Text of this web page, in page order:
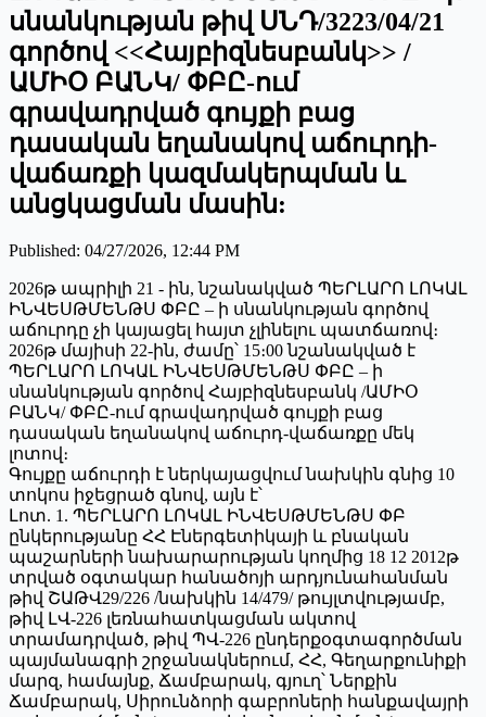
սնանկության թիվ ՍՆԴ/3223/04/21
գործով <<Հայբիզնեսբանկ>> /
ԱՄԻՕ ԲԱՆԿ/ ՓԲԸ-ում
գրավադրված գույքի բաց
դասական եղանակով աճուրդի-
վաճառքի կազմակերպման և
անցկացման մասին:
Published: 04/27/2026, 12:44 PM
2026թ ապրիլի 21 - ին, նշանակված ՊԵՐԼԱՐՈ ԼՈԿԱԼ
ԻՆՎԵՍԹՄԵՆԹՍ ՓԲԸ – ի սնանկության գործով
աճուրդը չի կայացել հայտ չլինելու պատճառով։
2026թ մայիսի 22-ին, ժամը՝ 15։00 նշանակված է
ՊԵՐԼԱՐՈ ԼՈԿԱԼ ԻՆՎԵՍԹՄԵՆԹՍ ՓԲԸ – ի
սնանկության գործով Հայբիզնեսբանկ /ԱՄԻՕ
ԲԱՆԿ/ ՓԲԸ-ում գրավադրված գույքի բաց
դասական եղանակով աճուրդ-վաճառքը մեկ
լոտով։
Գույքը աճուրդի է ներկայացվում նախկին գնից 10
տոկոս իջեցրած գնով, այն է՝
Լոտ. 1. ՊԵՐԼԱՐՈ ԼՈԿԱԼ ԻՆՎԵՍԹՄԵՆԹՍ ՓԲ
ընկերությանը ՀՀ Էներգետիկայի և բնական
պաշարների նախարարության կողմից 18 12 2012թ
տրված օգտակար հանածոյի արդյունահանման
թիվ ՇԱԹՎ29/226 /նախկին 14/479/ թույլտվությամբ,
թիվ ԼՎ-226 լեռնահատկացման ակտով
տրամադրված, թիվ ՊՎ-226 ընդերքօգտագործման
պայմանագրի շրջանակներում, ՀՀ, Գեղարքունիքի
մարզ, համայնք, Ճամբարակ, գյուղ՝ Ներքին
Ճամբարակ, Սիրունձորի գաբրոների հանքավայրի